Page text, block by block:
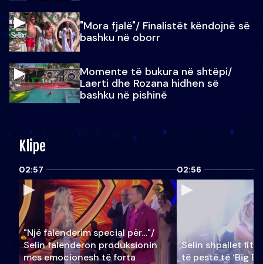
"Mora fjalë"/ Finalistët këndojnë së
bashku në oborr
Momente të bukura në shtëpi/
Laerti dhe Rozana hidhen së
bashku në pishinë
Klipe
02:57
"Një falenderim special për…"/
Selin falënderon produksionin
mes emocionesh të forta
02:56
Selin shpallet
të pestë të ‘Big